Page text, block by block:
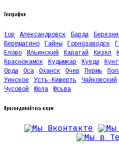
География
top Александровск Барда
Верещагино
Гайны Горнозаводск
Елово
Ильинский Карагай Кизел
Краснокамск
Кудымкар Куеда
Орда
Оса Оханск Очер Пермь
Уинское
Усть-Кишерть Чайковский
Чусовой
Юрла Юсьва
Присоединяйтесь к нам